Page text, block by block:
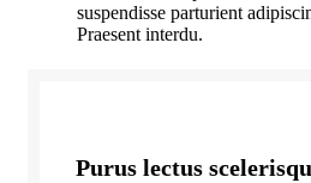
suspendisse parturient
Praesent interdu.
Purus lectus